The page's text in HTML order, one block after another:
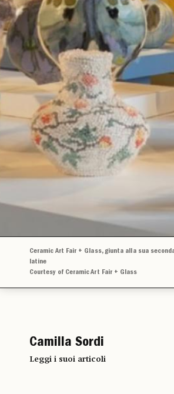
Ceramic Art Fair + Glass, giunta alla sua
latine
Courtesy of Ceramic Art Fair + Glass
Camilla Sordi
Leggi i suoi articoli